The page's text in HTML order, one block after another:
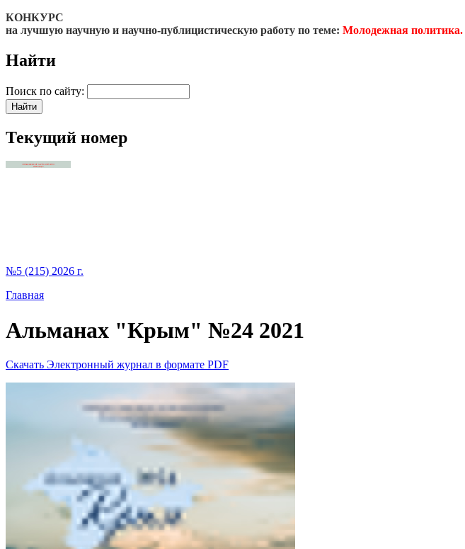
КОНКУРС
на лучшую научную и научно-публицистическую работу по теме: Молодежная политика.
Найти
Поиск по сайту:
Текущий номер
№5 (215) 2026 г.
Главная
Альманах "Крым" №24 2021
Скачать Электронный журнал в формате PDF